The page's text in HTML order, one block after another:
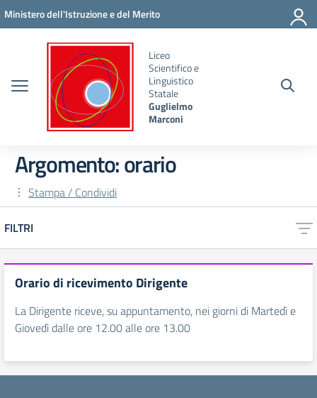
Vai ai contenuti
Vai al menu di navigazione
Vai al footer
Ministero dell'Istruzione e del Merito
Liceo
Scientifico e
Linguistico
Statale
Guglielmo
Marconi
Argomento: orario
Stampa / Condividi
FILTRI
Orario di ricevimento Dirigente
La Dirigente riceve, su appuntamento, nei giorni di Martedì e
Giovedì dalle ore 12.00 alle ore 13.00